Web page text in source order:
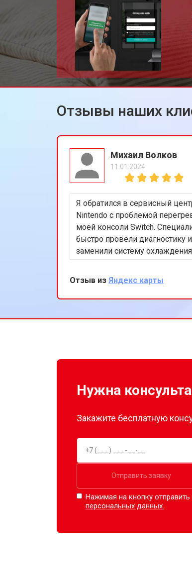
Замена Bluetooth
Отзывы наших
Михаил Волков
11.01.2024
Я обратился в сервисный
Nintendo с проблемой
моей консоли Switch.
быстро провели диагностику и
заменили систему
Теперь консоль работает
Очень доволен
качеством обслуживания.
Отзыв из Яндекс карты
Нужна
Закажите бесплатную
Отправить заявку
Нажимая на кнопку
персональных данных.